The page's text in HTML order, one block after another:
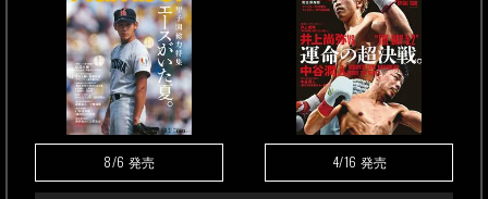
8/6 発売 4/16 発売